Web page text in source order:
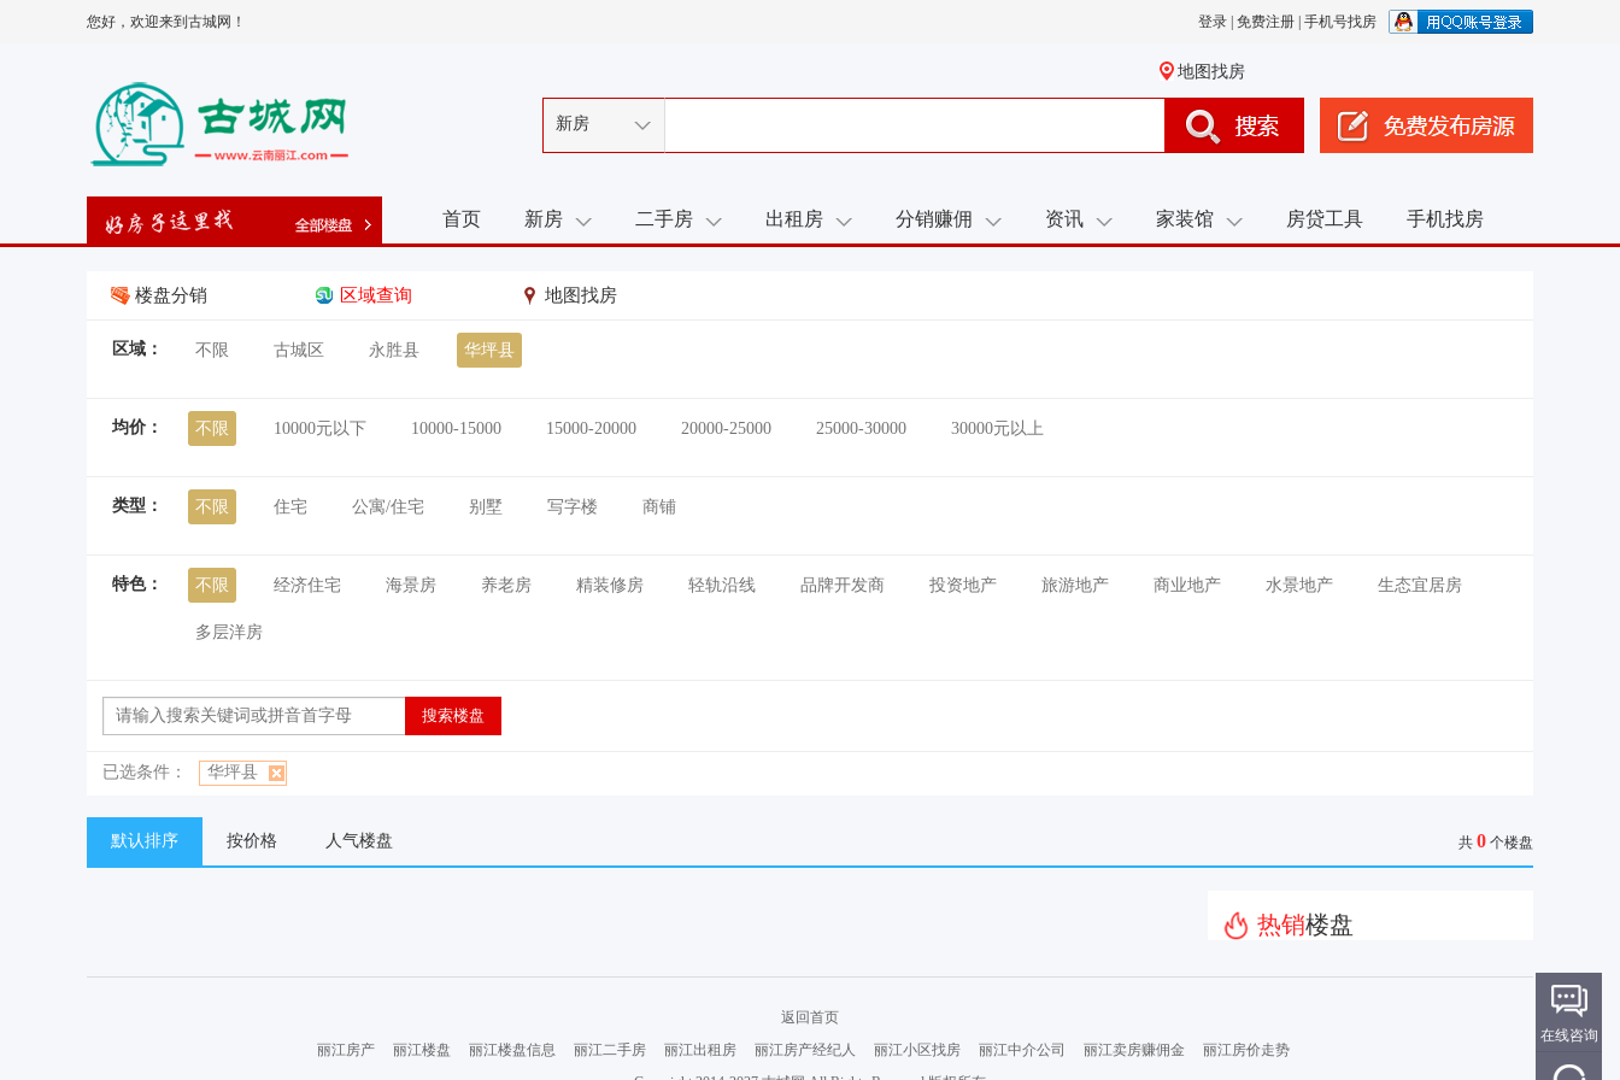
您好，欢迎来到古城网！ 登录 免费注册 手机号找房
地图找房
新房
首页 新房 二手房 出租房 分销赚佣 资讯 家装馆 房贷工具 手机找房
楼盘分销 区域查询 地图找房
区域： 不限 古城区 永胜县 华坪县
均价： 不限 10000元以下 10000-15000 15000-20000 20000-25000 25000-30000 30000元以上
类型： 不限 住宅 公寓/住宅 别墅 写字楼 商铺
特色： 不限 经济住宅 海景房 养老房 精装修房 轻轨沿线 品牌开发商 投资地产 旅游地产 商业地产 水景地产 生态宜居房
多层洋房
已选条件： 华坪县
默认排序 按价格 人气楼盘 共 0 个楼盘
热销楼盘
返回首页
丽江房产
丽江楼盘 丽江楼盘信息 丽江二手房 丽江出租房 丽江房产经纪人 丽江小区找房 丽江中介公司 丽江卖房赚佣金
丽江房价走势
在线咨询